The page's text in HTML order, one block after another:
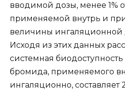
вводимой дозы, менее 1%
применяемой внутрь и
величины ингаляционной
Исходя из этих данных
системная
бромида, применяемого
ингаляционно, составляет